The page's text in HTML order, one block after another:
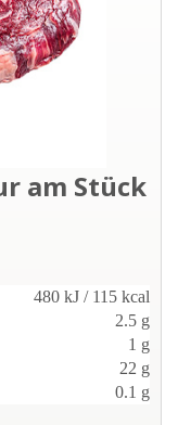
am Stück
480 kJ / 115 kcal
2.5 g
1 g
22 g
0.1 g